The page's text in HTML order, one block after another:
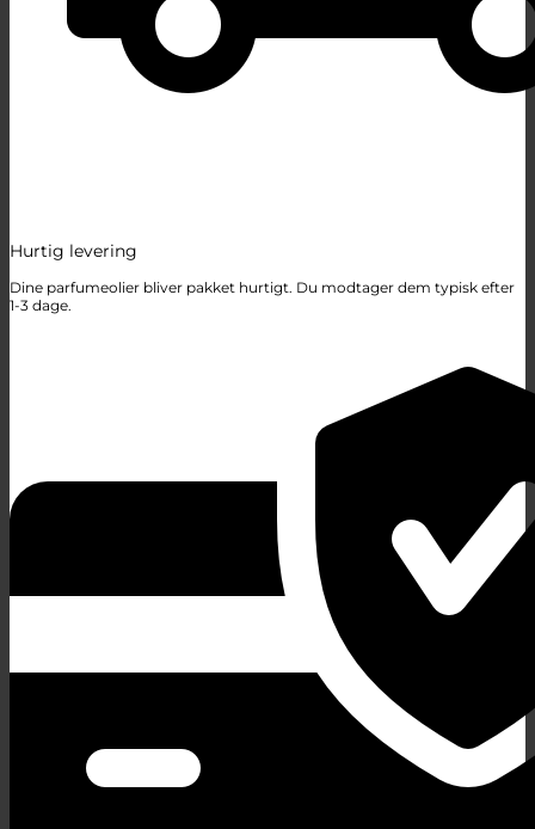
Hurtig levering
Dine parfumeolier bliver pakket hurtigt. Du modtager dem typisk efter
1-3 dage.